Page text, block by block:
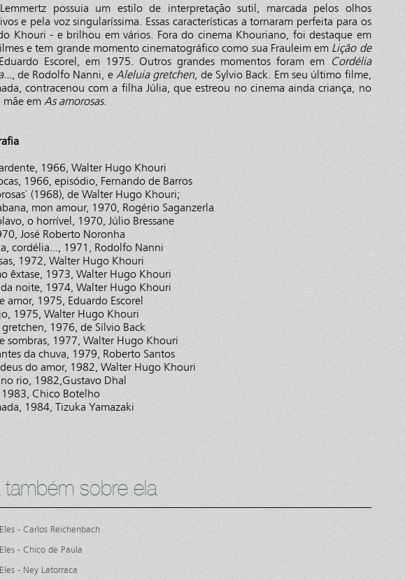
possuia um estilo de interpretação sutil, marcada pelos olhos
e pela voz singularíssima. Essas características a tornaram perfeita para os
Khouri - e brilhou em vários. Fora do cinema Khouriano, foi destaque em
e tem grande momento cinematográfico como sua Frauleim emLição de
Escorel, em 1975. Outros grandes momentos foram em Cordélia
, de Rodolfo Nanni, eAleluia gretchen, de Sylvio Back. Em seu último filme,
contracenou com a filha Júlia, que estreou no cinema ainda criança, no
mãe em As amorosas.
1966, Walter Hugo Khouri
1966, episódio, Fernando de Barros
(1968), de Walter Hugo Khouri;
mon amour, 1970, Rogério Saganzerla
o horrível, 1970, Júlio Bressane
José Roberto Noronha
cordélia..., 1971, Rodolfo Nanni
1972, Walter Hugo Khouri
êxtase, 1973, Walter Hugo Khouri
noite, 1974, Walter Hugo Khouri
amor, 1975, Eduardo Escorel
1975, Walter Hugo Khouri
1976, de Sílvio Back
sombras, 1977, Walter Hugo Khouri
da chuva, 1979, Roberto Santos
deus do amor, 1982, Walter Hugo Khouri
no rio, 1982,Gustavo Dhal
1983, Chico Botelho
1984, Tizuka Yamazaki
também sobre ela
- Carlos Reichenbach
- Chico de Paula
- Ney Latorraca